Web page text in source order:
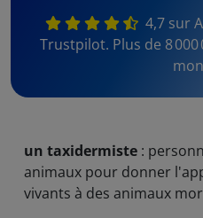
4,7 sur
Trustpilot. Plus de 8
un taxidermiste :
animaux pour donner
vivants à des animaux